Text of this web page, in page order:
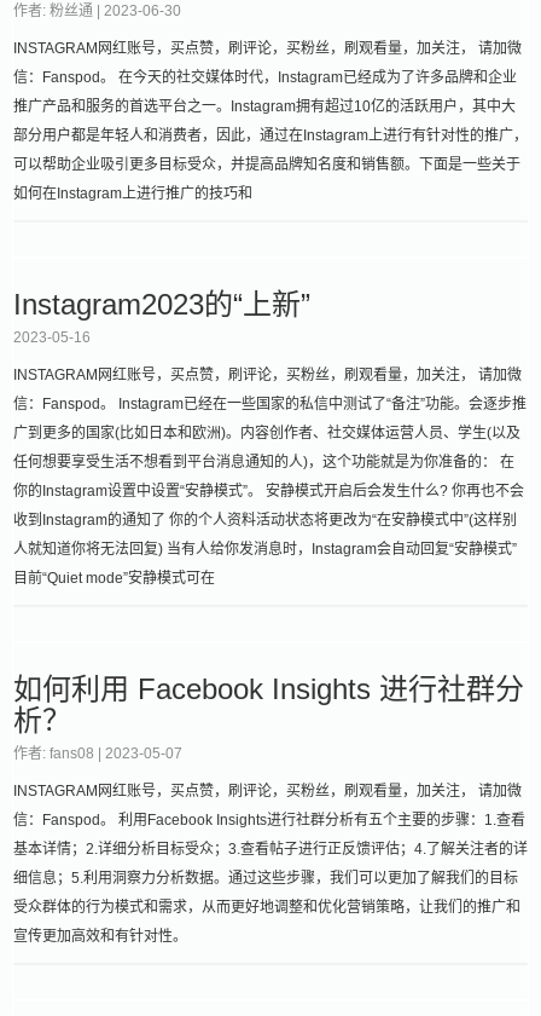
作者: 粉丝通 | 2023-06-30
INSTAGRAM网红账号，买点赞，刷评论，买粉丝，刷观看量，加关注， 请加微
信：Fanspod。 在今天的社交媒体时代，Instagram已经成为了许多品牌和企业
推广产品和服务的首选平台之一。Instagram拥有超过10亿的活跃用户，其中大
部分用户都是年轻人和消费者，因此，通过在Instagram上进行有针对性的推广，
可以帮助企业吸引更多目标受众，并提高品牌知名度和销售额。下面是一些关于
如何在Instagram上进行推广的技巧和
Instagram2023的“上新”
2023-05-16
INSTAGRAM网红账号，买点赞，刷评论，买粉丝，刷观看量，加关注， 请加微
信：Fanspod。 Instagram已经在一些国家的私信中测试了“备注”功能。会逐步推
广到更多的国家(比如日本和欧洲)。内容创作者、社交媒体运营人员、学生(以及
任何想要享受生活不想看到平台消息通知的人)，这个功能就是为你准备的： 在
你的Instagram设置中设置“安静模式”。 安静模式开启后会发生什么? 你再也不会
收到Instagram的通知了 你的个人资料活动状态将更改为“在安静模式中”(这样别
人就知道你将无法回复) 当有人给你发消息时，Instagram会自动回复“安静模式”
目前“Quiet mode”安静模式可在
如何利用 Facebook Insights 进行社群分
析？
作者: fans08 | 2023-05-07
INSTAGRAM网红账号，买点赞，刷评论，买粉丝，刷观看量，加关注， 请加微
信：Fanspod。 利用Facebook Insights进行社群分析有五个主要的步骤：1.查看
基本详情；2.详细分析目标受众；3.查看帖子进行正反馈评估；4.了解关注者的详
细信息；5.利用洞察力分析数据。通过这些步骤，我们可以更加了解我们的目标
受众群体的行为模式和需求，从而更好地调整和优化营销策略，让我们的推广和
宣传更加高效和有针对性。